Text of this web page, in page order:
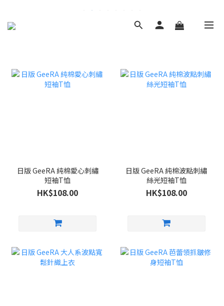
日版 GeeRA 純棉愛心刺繡
短袖T恤
HK$108.00
日版 GeeRA 純棉波點刺繡
絲光短袖T恤
HK$108.00